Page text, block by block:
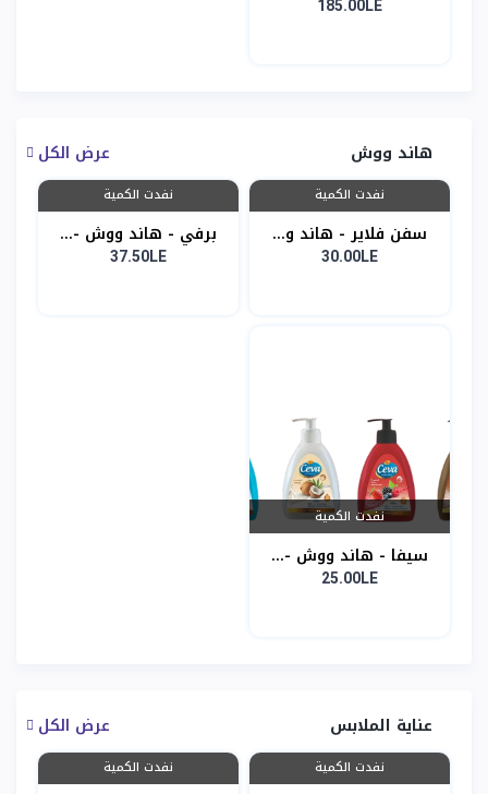
185.00LE
هاند ووش عرض الكل
نفدت الكمية
سفن فلاير - هاند و...
30.00LE
نفدت الكمية
برفي - هاند ووش -...
37.50LE
نفدت الكمية
سيفا - هاند ووش -...
25.00LE
عناية الملابس عرض الكل
نفدت الكمية نفدت الكمية